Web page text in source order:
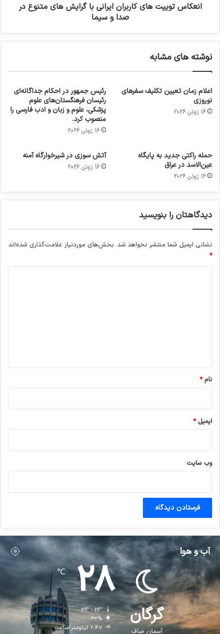
انعکاس توییت های کاربران ایرانی با گرایش های متنوع در
صدا و سیما
نوشته های مشابه
اعلام زمان تعیین تکلیف سفرهای
نوروزی
16 ژوئن 2026
رئیس جمهور در احکام جداگانه‌ای
رئیسان فرهنگستان‌های علوم
پزشکی، علوم و زبان و ادب فارسی را
منصوب کرد.
16 ژوئن 2026
حمله راکتی جدید به پایگاه
عین‌الاسد در عراق
16 ژوئن 2026
آتش سوزی در شیرخوارگاه آمنه
16 ژوئن 2026
دیدگاهتان را بنویسید
نشانی ایمیل شما منتشر نخواهد شد. بخش‌های موردنیاز علامت‌گذاری شده‌اند
*
نام*
ایمیل*
وب‌ سایت
آب و هوا
گرگان
آسمان صاف
28
℃
29º - 26º
63%
2.47 کیلومتر/ساعت